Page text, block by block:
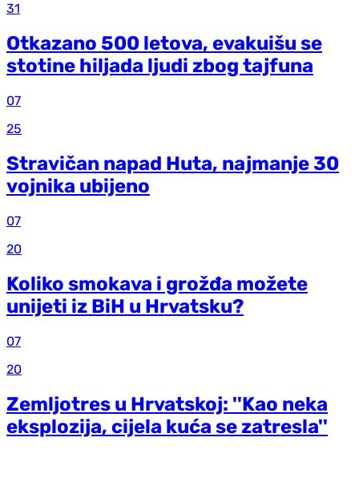
31
Otkazano 500 letova, evakuišu se
stotine hiljada ljudi zbog tajfuna
07
25
Stravičan napad Huta, najmanje 30
vojnika ubijeno
07
20
Koliko smokava i grožđa možete
unijeti iz BiH u Hrvatsku?
07
20
Zemljotres u Hrvatskoj: ''Kao neka
eksplozija, cijela kuća se zatresla''